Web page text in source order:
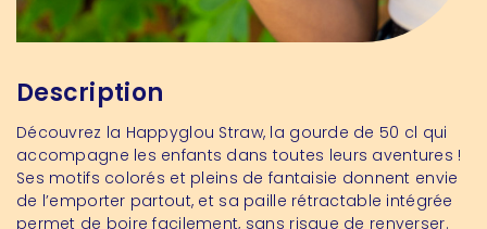
Description
Découvrez la Happyglou Straw, la gourde de 50 cl qui
accompagne les enfants dans toutes leurs aventures !
Ses motifs colorés et pleins de fantaisie donnent envie
de l’emporter partout, et sa paille rétractable intégrée
permet de boire facilement, sans risque de renverser.